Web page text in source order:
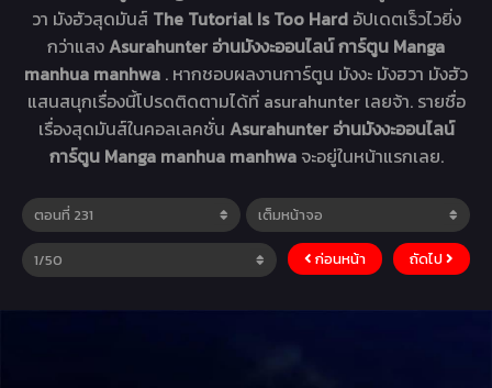
วา มังฮัวสุดมันส์ The Tutorial Is Too Hard อัปเดตเร็วไวยิ่ง
กว่าแสงAsurahunter อ่านมังงะออนไลน์ การ์ตูน Manga
manhua manhwa . หากชอบผลงานการ์ตูน มังงะ มังฮวา มังฮัว
แสนสนุกเรื่องนี้โปรดติดตามได้ที่ asurahunter เลยจ้า. รายชื่อ
เรื่องสุดมันส์ในคอลเลคชั่น Asurahunter อ่านมังงะออนไลน์
การ์ตูน Manga manhua manhwa จะอยู่ในหน้าแรกเลย.
ก่อนหน้า ถัดไป